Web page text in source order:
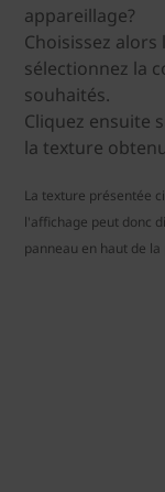
appareillage?
Choisissez
sélectionnez la
souhaités.
Cliquez ensuite
la texture
La texture présentée
l'affichage peut donc
panneau en haut de la